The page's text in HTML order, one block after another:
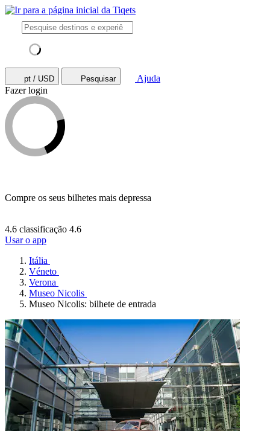
pt / USD Pesquisar
Ajuda
Fazer login
Compre os seus bilhetes mais depressa
4.6 classificação 4.6
Usar o app
Itália
Véneto
Verona
Museo Nicolis
Museo Nicolis: bilhete de entrada